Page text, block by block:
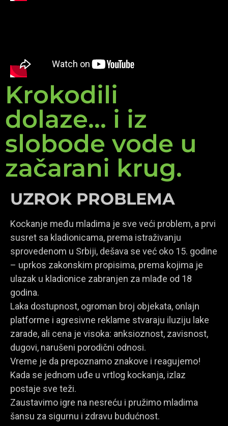
Krokodili
dolaze... i iz
slobode vode u
začarani krug.
UZROK PROBLEMA
Kockanje među mladima je sve veći problem, a prvi
susret sa kladionicama, prema istraživanju
sprovedenom u Srbiji, dešava se već oko 15. godine
– uprkos zakonskim propisima, prema kojima je
ulazak u kladionice zabranjen za mlađe od 18
godina.
Laka dostupnost, ogroman broj objekata, onlajn
platforme i agresivne reklame stvaraju iluziju lake
zarade, ali cena je visoka: anksioznost, zavisnost,
dugovi, narušeni porodični odnosi.
Vreme je da prepoznamo znakove i reagujemo!
Kada se jednom uđe u vrtlog kockanja, izlaz
postaje sve teži.
Zaustavimo igre na nesreću i pružimo mladima
šansu za sigurnu i zdravu budućnost.